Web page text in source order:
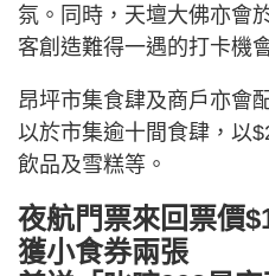
氛。同時，天壇大佛亦會
客創造難得一遇的打卡機
昂坪市集食肆及商戶亦會
以於市集逾十間食肆，以
飲品及雪糕等。
夜航門票來回票價
獲小食券兩張